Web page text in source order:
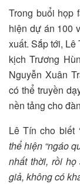
Trong buổi họp
hiện dự án 100
xuất. Sắp tới,
kịch Trương
Nguyễn Xuân
có thể truyền
nền tảng cho
Lê Tín cho biết
thể hiện “ngáo
nhất thời, rồi
giả, không có